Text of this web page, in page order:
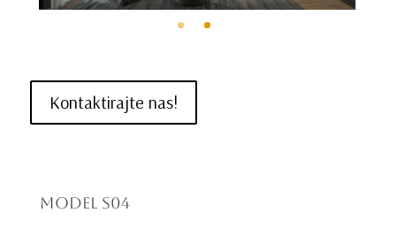
Kontaktirajte nas!
Model S04